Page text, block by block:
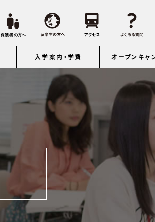
入学案内・学費 オープンキャ